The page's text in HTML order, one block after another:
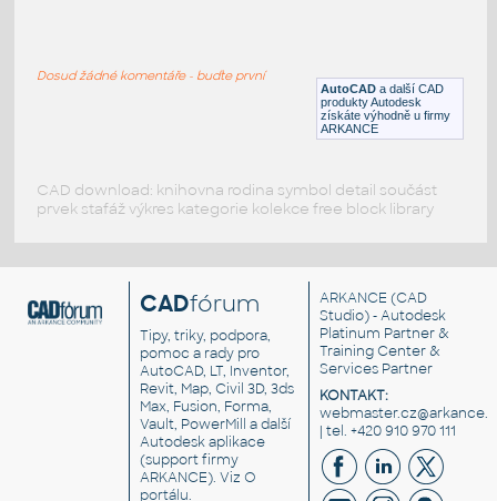
RFA Ploty AutoCAD a další CAD
produkty Autodesk
získáte výhodně u firmy
ARKANCE
Dosud žádné komentáře - buďte první
CAD download: knihovna rodina symbol detail součást
prvek stafáž výkres kategorie kolekce free block library
CADfórum
Tipy, triky, podpora,
pomoc a rady pro
AutoCAD, LT, Inventor,
Revit, Map, Civil 3D, 3ds
Max, Fusion, Forma,
Vault, PowerMill a další
Autodesk aplikace
(support firmy
ARKANCE). VizO
portálu.
ARKANCE (CAD
Studio) - Autodesk
Platinum Partner &
Training Center &
Services Partner
KONTAKT:
| tel. +420 910 970 111